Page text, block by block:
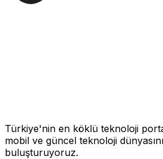
Türkiye'nin en köklü teknoloji
mobil ve güncel teknoloji
buluşturuyoruz.